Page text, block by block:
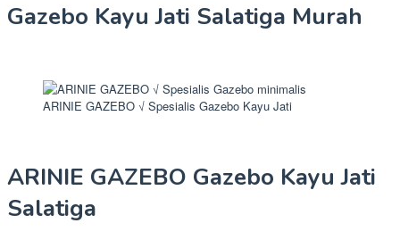
Gazebo Kayu Jati Salatiga Murah
ARINIE GAZEBO √ Spesialis Gazebo Kayu Jati
ARINIE GAZEBO Gazebo Kayu Jati
Salatiga